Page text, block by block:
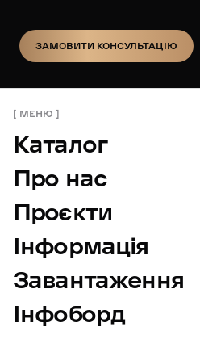
ЗАМОВИТИ КОНСУЛЬТАЦІЮ
МЕНЮ
Каталог
Про нас
Проєкти
Інформація
Завантаження
Інфоборд